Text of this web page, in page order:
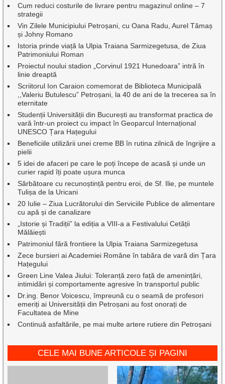
Cum reduci costurile de livrare pentru magazinul online – 7
strategii
Vin Zilele Municipiului Petroșani, cu Oana Radu, Aurel Tămaș
și Johny Romano
Istoria prinde viață la Ulpia Traiana Sarmizegetusa, de Ziua
Patrimoniului Roman
Proiectul noului stadion „Corvinul 1921 Hunedoara” intră în
linie dreaptă
Scriitorul Ion Caraion comemorat de Biblioteca Municipală
,,Valeriu Butulescu” Petroșani, la 40 de ani de la trecerea sa în
eternitate
Studenții Universității din București au transformat practica de
vară într-un proiect cu impact în Geoparcul Internațional
UNESCO Țara Hațegului
Beneficiile utilizării unei creme BB în rutina zilnică de îngrijire a
pielii
5 idei de afaceri pe care le poți începe de acasă și unde un
curier rapid îți poate ușura munca
Sărbătoare cu recunoștință pentru eroi, de Sf. Ilie, pe muntele
Tulișa de la Uricani
20 Iulie – Ziua Lucrătorului din Serviciile Publice de alimentare
cu apă și de canalizare
„Istorie și Tradiții” la ediția a VIII-a a Festivalului Cetății
Mălăiești
Patrimoniul fără frontiere la Ulpia Traiana Sarmizegetusa
Zece bursieri ai Academiei Române în tabăra de vară din Țara
Hațegului
Green Line Valea Jiului: Toleranță zero față de amenințări,
intimidări și comportamente agresive în transportul public
Dr.ing. Benor Voicescu, împreună cu o seamă de profesori
emeriți ai Universității din Petroșani au fost onorați de
Facultatea de Mine
Continuă asfaltările, pe mai multe artere rutiere din Petroșani
CELE MAI BUNE ARTICOLE ȘI PAGINI